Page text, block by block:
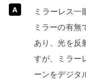
ミラーレス一眼と一眼レフの大きな違いは、
ミラーの有無
あり、光を反
すが、ミラー
ーンをデジタ